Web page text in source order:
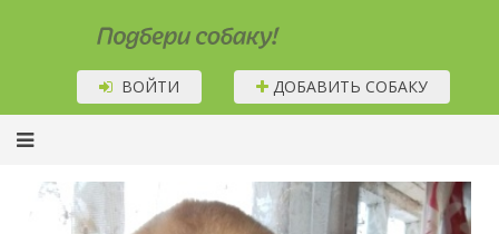
Подбери собаку!
ВОЙТИ ДОБАВИТЬ СОБАКУ